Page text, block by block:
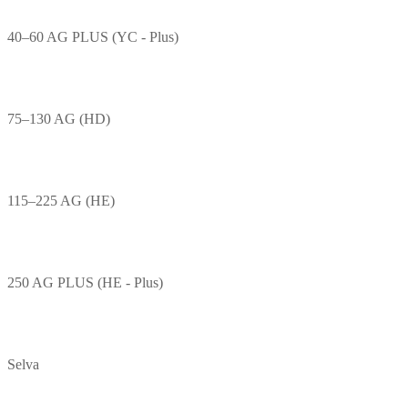
40–60 AG PLUS (YC - Plus)
75–130 AG (HD)
115–225 AG (HE)
250 AG PLUS (HE - Plus)
Selva